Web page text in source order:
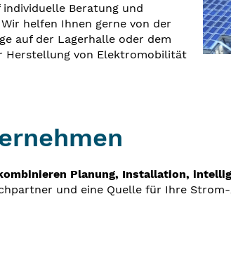
Beratung und
helfen Ihnen gerne von der
auf der Lagerhalle oder dem
Herstellung von Elektromobilität
Planung, Installation,
und eine Quelle für Ihre